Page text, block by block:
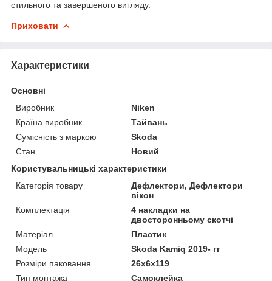
стильного та завершеного вигляду.
Приховати
Характеристики
Основні
Виробник
Niken
Країна виробник
Тайвань
Сумісність з маркою
Skoda
Стан
Новий
Користувальницькі характеристики
Категорія товару
Дефлектори, Дефлектори
вікон
Комплектація
4 накладки на
двосторонньому скотчі
Матеріал
Пластик
Мoдель
Skoda Kamiq 2019- гг
Розміри паковання
26x6x119
Тип монтажа
Самоклейка